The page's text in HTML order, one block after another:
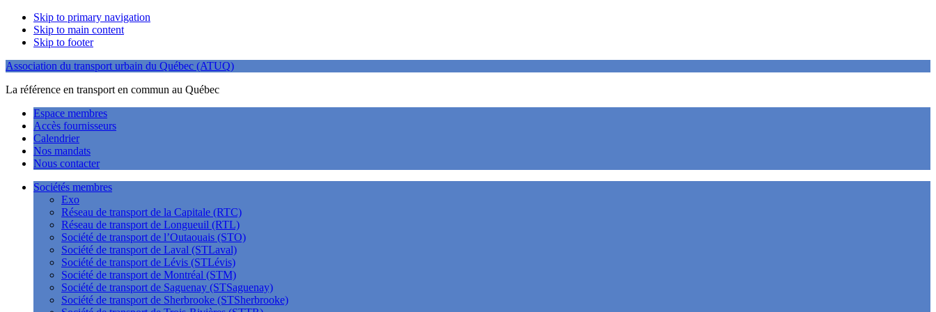
Skip to primary navigation
Skip to main content
Skip to footer
Association du transport urbain du Québec (ATUQ)
La référence en transport en commun au Québec
Espace membres
Accès fournisseurs
Calendrier
Nos mandats
Nous contacter
Sociétés membres
Exo
Réseau de transport de la Capitale (RTC)
Réseau de transport de Longueuil (RTL)
Société de transport de l’Outaouais (STO)
Société de transport de Laval (STLaval)
Société de transport de Lévis (STLévis)
Société de transport de Montréal (STM)
Société de transport de Saguenay (STSaguenay)
Société de transport de Sherbrooke (STSherbrooke)